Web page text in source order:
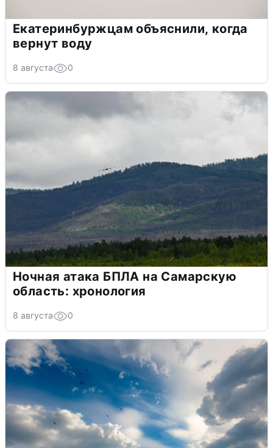
Екатеринбуржцам объяснили, когда
вернут воду
8 августа 0
Ночная атака БПЛА на Самарскую
область: хронология
8 августа 0